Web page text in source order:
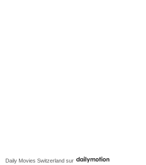
Daily Movies Switzerland sur